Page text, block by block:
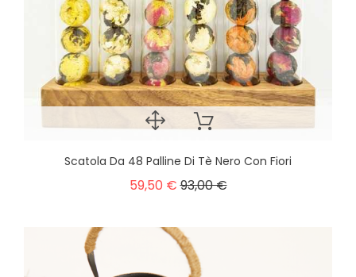
Scatola Da 48 Palline Di Tè Nero Con Fiori
59,50 €93,00 €